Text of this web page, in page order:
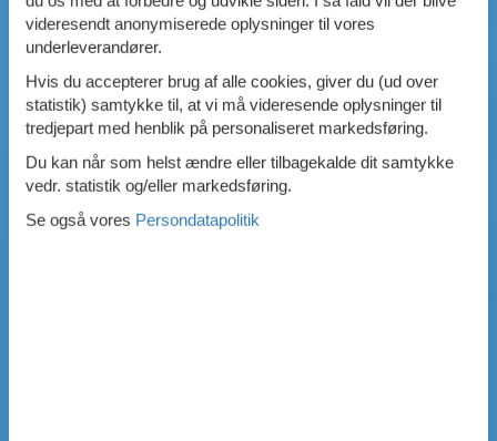
videresendt anonymiserede oplysninger til vores
underleverandører.
Hvis du accepterer brug af alle cookies, giver du (ud over
statistik) samtykke til, at vi må videresende oplysninger til
tredjepart med henblik på personaliseret markedsføring.
Du kan når som helst ændre eller tilbagekalde dit samtykke
vedr. statistik og/eller markedsføring.
Se også vores Persondatapolitik